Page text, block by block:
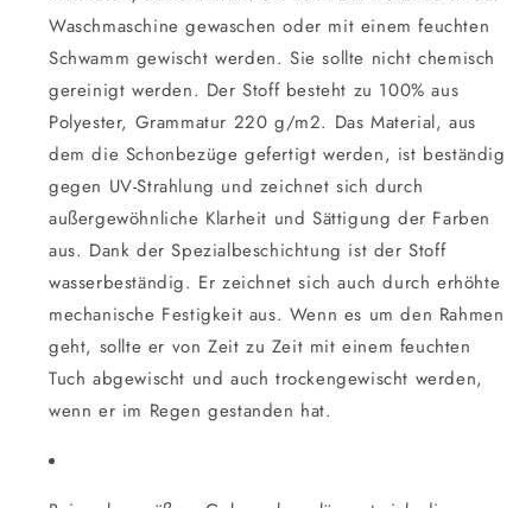
Waschmaschine gewaschen oder mit einem feuchten
Schwamm gewischt werden. Sie sollte nicht chemisch
gereinigt werden. Der Stoff besteht zu 100% aus
Polyester, Grammatur 220 g/m2. Das Material, aus
dem die Schonbezüge gefertigt werden, ist beständig
gegen UV-Strahlung und zeichnet sich durch
außergewöhnliche Klarheit und Sättigung der Farben
aus. Dank der Spezialbeschichtung ist der Stoff
wasserbeständig. Er zeichnet sich auch durch erhöhte
mechanische Festigkeit aus. Wenn es um den Rahmen
geht, sollte er von Zeit zu Zeit mit einem feuchten
Tuch abgewischt und auch trockengewischt werden,
wenn er im Regen gestanden hat.